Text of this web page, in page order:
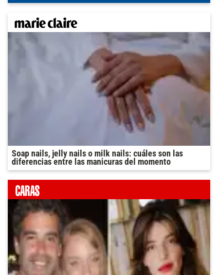
Soap nails, jelly nails o milk nails: cuáles son las
diferencias entre las manicuras del momento